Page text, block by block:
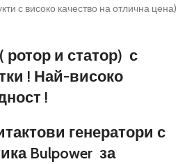
с високо качество на отлична цена)
ротор и статор) с
! Най-високо
!
генератори с
Bulpower за